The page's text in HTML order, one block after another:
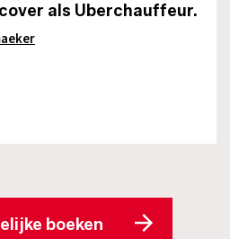
als Uberchauffeur.
boeken